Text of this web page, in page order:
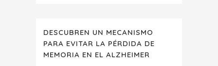
DESCUBREN UN MECANISMO
PARA EVITAR LA PÉRDIDA DE
MEMORIA EN EL ALZHEIMER